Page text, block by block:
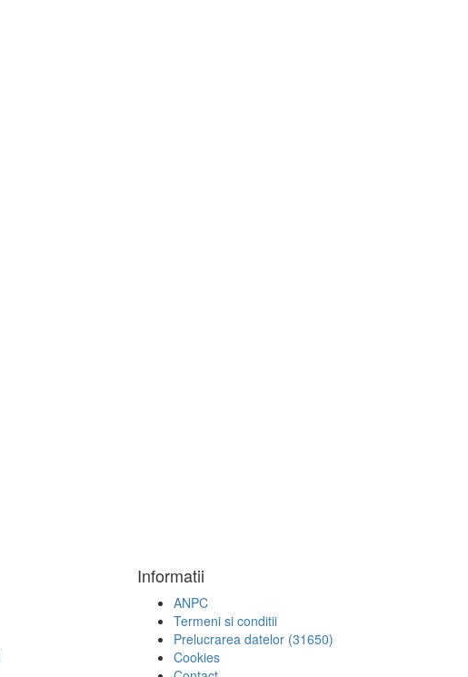
Informatii
ANPC
Termeni si conditii
Prelucrarea datelor (31650)
Cookies